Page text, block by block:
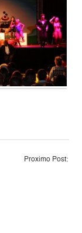
Proximo Post: